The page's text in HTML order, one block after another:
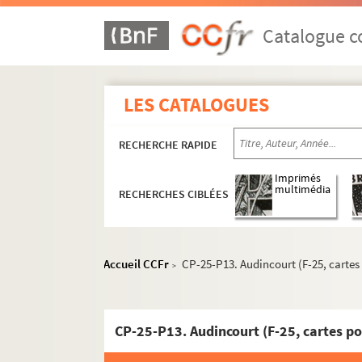
Catalogue
LES CATALOGUES
RECHERCHE RAPIDE
RECHERCHES CIBLÉES
Imprimés
multimédia
Accueil CCFr > CP-25-P13. Audincourt (F-25,
CP-25-P13. Audincourt (F-25, cartes